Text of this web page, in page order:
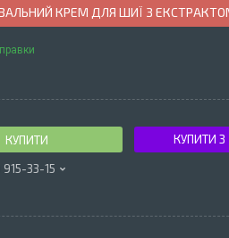
КРЕМ ДЛЯ ШИЇ З
КУПИТИ КУПИТИ З
33-15